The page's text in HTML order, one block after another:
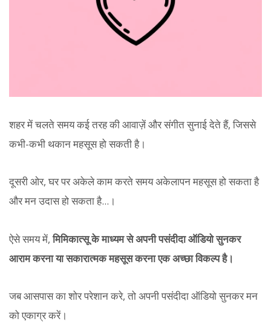
शहर में चलते समय कई तरह की आवाज़ें और संगीत सुनाई देते हैं, जिससे
कभी-कभी थकान महसूस हो सकती है।
दूसरी ओर, घर पर अकेले काम करते समय अकेलापन महसूस हो सकता है
और मन उदास हो सकता है...।
ऐसे समय में,मिमिकात्सू के माध्यम से अपनी पसंदीदा ऑडियो सुनकर
आराम करना या सकारात्मक महसूस करना एक अच्छा विकल्प है।
जब आसपास का शोर परेशान करे, तो अपनी पसंदीदा ऑडियो सुनकर मन
को एकाग्र करें।